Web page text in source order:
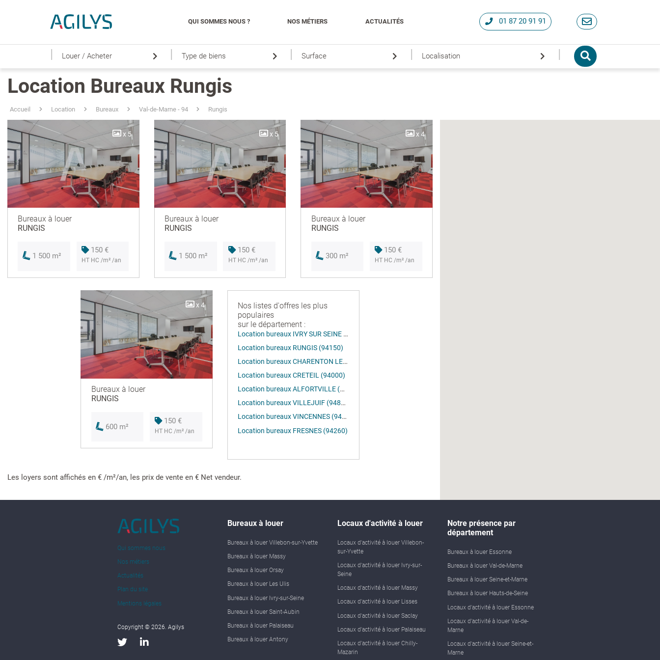
QUI SOMMES NOUS ? NOS MÉTIERS ACTUALITÉS 01 87 20 91 91
| Louer / Acheter | Type de biens | Surface | Localisation |
Location Bureaux Rungis
Accueil Location Bureaux Val-de-Marne - 94 Rungis
x 5
Bureaux à louer
RUNGIS
1 500 m²
150 €
HT HC /m² /an
x 5
Bureaux à louer
RUNGIS
1 500 m²
150 €
HT HC /m² /an
x 4
Bureaux à louer
RUNGIS
300 m²
150 €
HT HC /m² /an
x 4
Bureaux à louer
RUNGIS
600 m²
150 €
HT HC /m² /an
Nos listes d'offres les plus
populaires
sur le département :
Location bureaux IVRY SUR SEINE (94200)
Location bureaux RUNGIS (94150)
Location bureaux CHARENTON LE PONT (94220)
Location bureaux CRETEIL (94000)
Location bureaux ALFORTVILLE (94140)
Location bureaux VILLEJUIF (94800)
Location bureaux VINCENNES (94300)
Location bureaux FRESNES (94260)
Les loyers sont affichés en € /m²/an, les prix de vente en € Net vendeur.
Qui sommes nous
Nos métiers
Actualités
Plan du site
Mentions légales
Copyright © 2026. Agilys
Bureaux à louer
Bureaux à louer Villebon-sur-Yvette
Bureaux à louer Massy
Bureaux à louer Orsay
Bureaux à louer Les Ulis
Bureaux à louer Ivry-sur-Seine
Bureaux à louer Saint-Aubin
Bureaux à louer Palaiseau
Bureaux à louer Antony
Locaux d'activité à louer
Locaux d'activité à louer Villebon-
sur-Yvette
Locaux d'activité à louer Ivry-sur-
Seine
Locaux d'activité à louer Massy
Locaux d'activité à louer Lisses
Locaux d'activité à louer Saclay
Locaux d'activité à louer Palaiseau
Locaux d'activité à louer Chilly-
Mazarin
Notre présence par
département
Bureaux à louer Essonne
Bureaux à louer Val-de-Marne
Bureaux à louer Seine-et-Marne
Bureaux à louer Hauts-de-Seine
Locaux d'activité à louer Essonne
Locaux d'activité à louer Val-de-
Marne
Locaux d'activité à louer Seine-et-
Marne